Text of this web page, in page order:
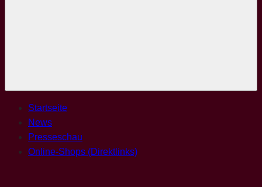
Startseite
News
Presseschau
Online-Shops (Direktlinks)